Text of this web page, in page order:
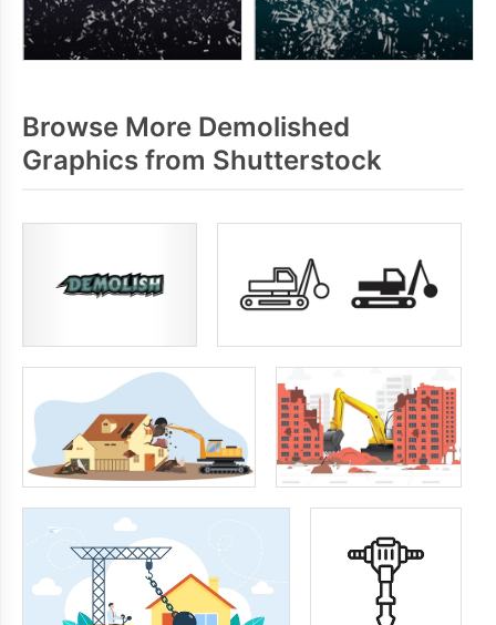
Browse More Demolished
Graphics from Shutterstock